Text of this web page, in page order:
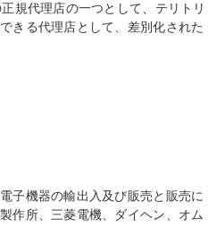
規代理店の一つとして、テリトリ
きる代理店として、差別化された
子機器の輸出入及び販売と販売に
作所、三菱電機、ダイヘン、オム